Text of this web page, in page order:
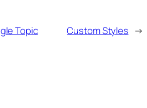
Topic Custom Styles →